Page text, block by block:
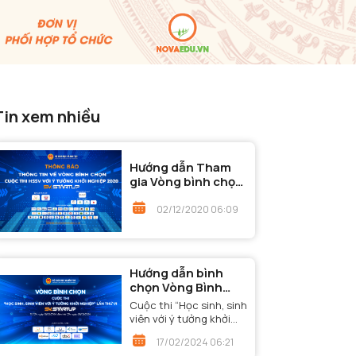
xem nhiều
Hướng dẫn Tham
gia Vòng bình chọn
sinh, sinh viên với ý
02/12/2020 06:09
Hướng dẫn bình
chọn Vòng Bình
chọn - Cuộc thi
“Học sinh, sinh viên
với ý tưởng khởi
nghiệp” lần thứ VI
Cuộc thi “Học sinh, sinh
viên với ý tưởng khởi
nghiệp” lần thứ VI đã
bước đến Vòng Bình
17/02/2024 06:21